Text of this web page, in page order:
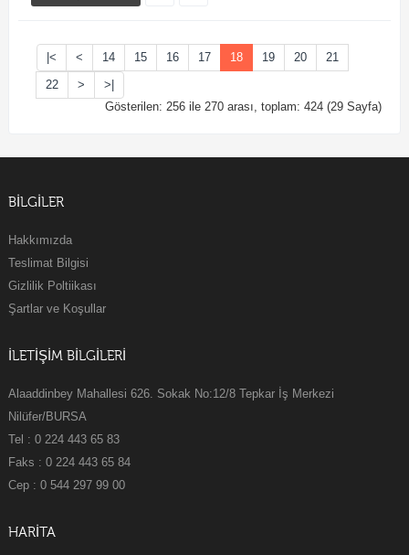
|< < 14 15 16 17 18 19 20
21
22
>
>|
Gösterilen: 256 ile 270 arası, toplam: 424 (29 Sayfa)
BILGILER
Hakkımızda
Teslimat Bilgisi
Gizlilik Poltiikası
Şartlar ve Koşullar
İLETİŞİM BİLGİLERİ
Alaaddinbey Mahallesi 626. Sokak No:12/8 Tepkar İş Merkezi
Nilüfer/BURSA
Tel : 0 224 443 65 83
Faks : 0 224 443 65 84
Cep : 0 544 297 99 00
HARİTA